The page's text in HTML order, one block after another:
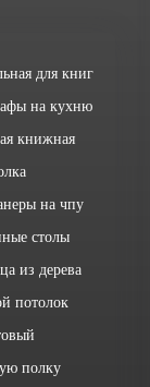
для книг
на кухню
книжная
на чпу
столы
из дерева
потолок
полку